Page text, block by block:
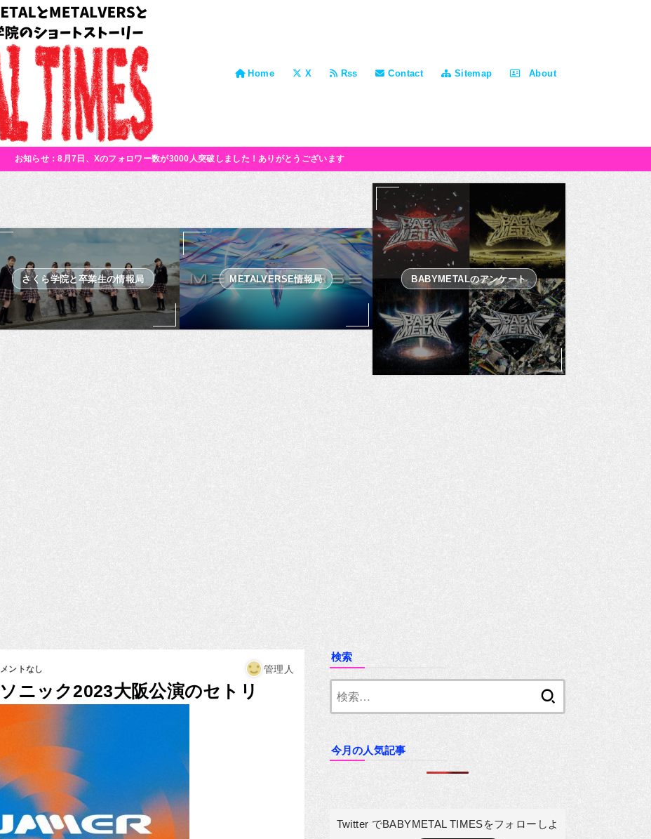
Home X Rss Contact Sitemap About
お知らせ：8月7日、Xのフォロワー数が3000人突破しました！ありがとうございます
さくら学院と卒業生の情報局 METALVERSE情報局 BABYMETALのアンケート
ントなし 管理人
ニック2023大阪公演のセトリ
検索
今月の人気記事
Twitter でBABYMETAL TIMESをフォローしよ